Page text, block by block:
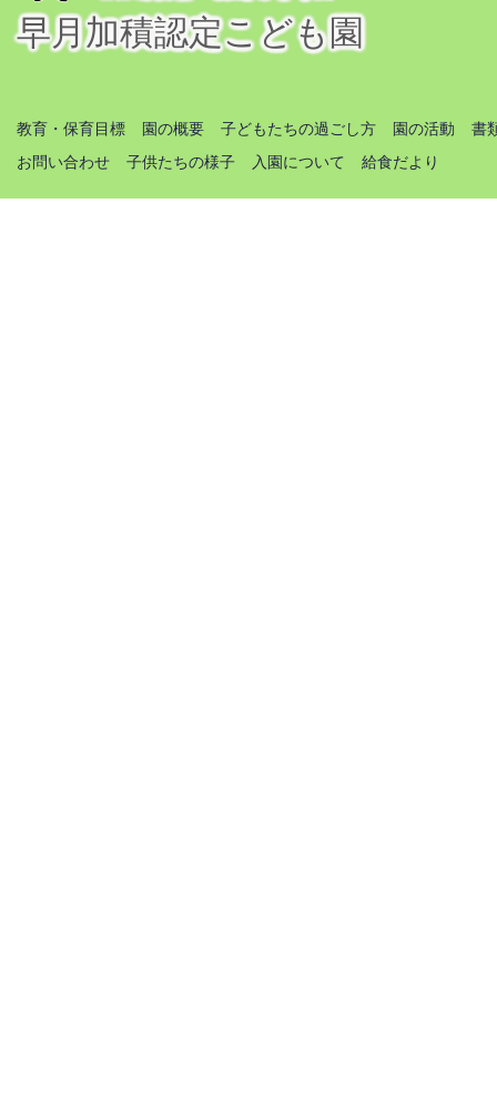
早月加積認定こども園
教育・保育目標 園の概要 子どもたちの過ごし方 園の活動
書
お問い合わせ
子供たちの様子 入園について 給食だより